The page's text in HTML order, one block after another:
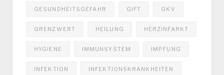
GESUNDHEITSGEFAHR GIFT GKV
GRENZWERT HEILUNG HERZINFARKT
HYGIENE IMMUNSYSTEM IMPFUNG
INFEKTION INFEKTIONSKRANKHEITEN